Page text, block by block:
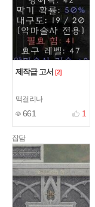
제작급 고서 [2]
맥걸리나
661 1
잡담